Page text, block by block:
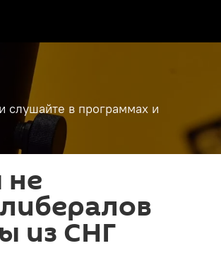
слушайте в программах и
не
из СНГ